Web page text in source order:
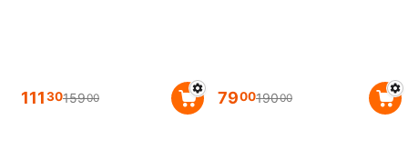
1113015900 790019000